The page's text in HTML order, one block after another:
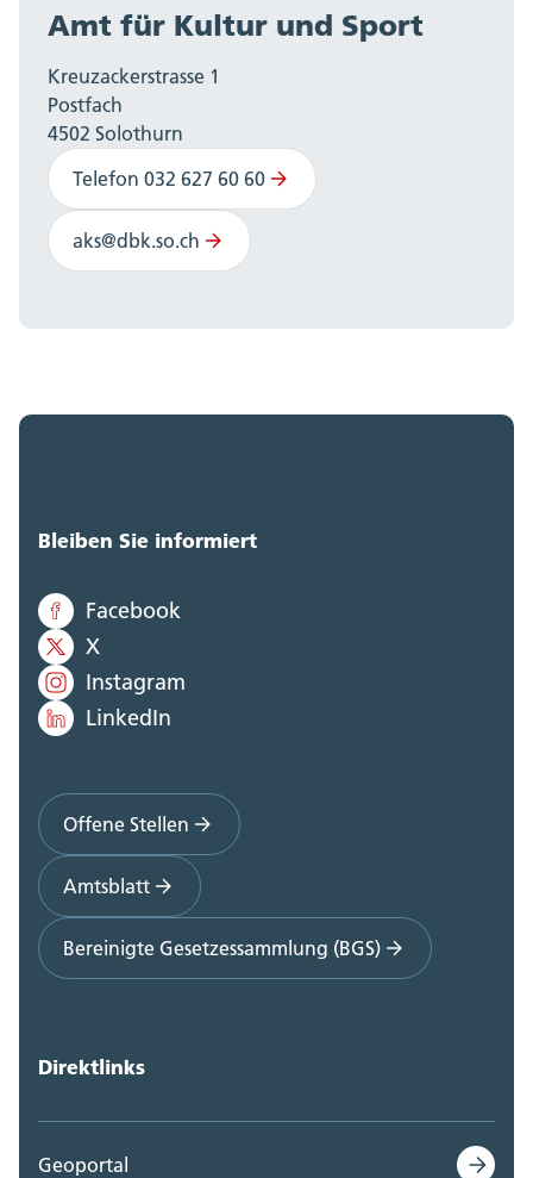
Amt für Kultur und Sport
Kreuzackerstrasse 1
Postfach
4502 Solothurn
Telefon 032 627 60 60
aks@dbk.so.ch
Bleiben Sie informiert
Facebook
X
Instagram
LinkedIn
Offene Stellen
Amtsblatt
Bereinigte Gesetzessammlung (BGS)
Direktlinks
Geoportal